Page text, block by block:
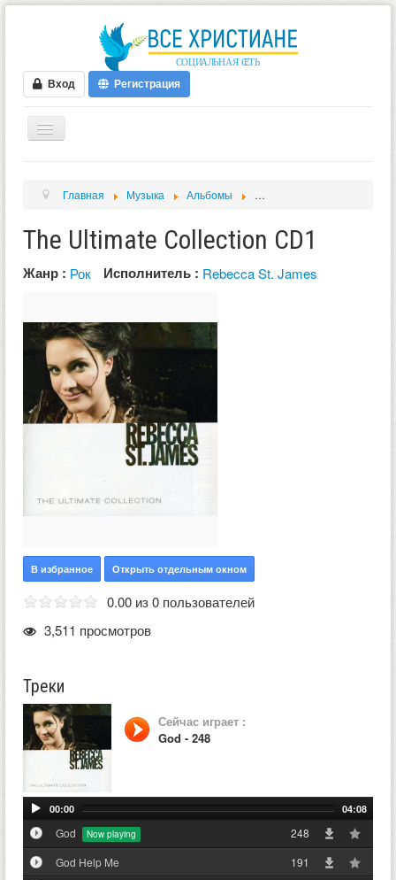
Вход Регистрация
ФОРУМ
ВИДЕО
БИБЛИЯ
ОПРОСЫ
НОВОСТИ
Главная Музыка Альбомы The Ultimate Collection CD1
The Ultimate Collection CD1
Жанр : Рок Исполнитель : Rebecca St. James
В избранное Открыть отдельным окном
0.00 из 0 пользователей
3,511 просмотров
Треки
Сейчас играет :
God - 248
00:00 04:08
God
248
God Help Me
191